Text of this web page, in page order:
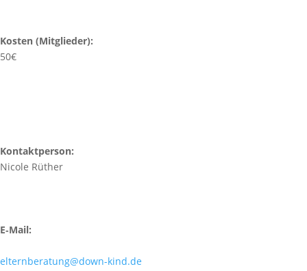
Kosten (Mitglieder):
50€
Kontakt­person:
Nicole Rüther
E‑Mail:
elternberatung@down-kind.de